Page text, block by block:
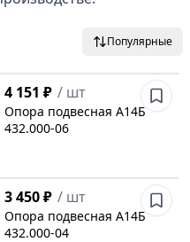
Популярные
4 151 ₽ / шт
Опора подвесная А14Б
432.000-06
3 450 ₽ / шт
Опора подвесная А14Б
432.000-04